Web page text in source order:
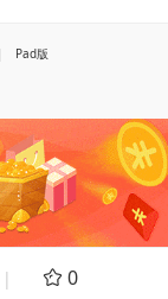
| 0
Pad版